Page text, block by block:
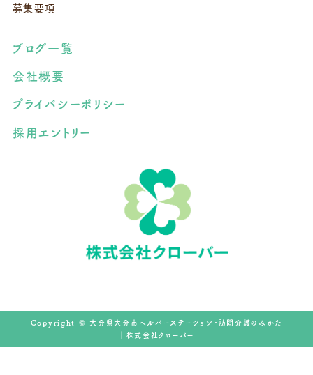
募集要項
ブログ一覧
会社概要
プライバシーポリシー
採用エントリー
Copyright © 大分県大分市ヘルパーステーション・訪問介護のみかた
｜株式会社クローバー